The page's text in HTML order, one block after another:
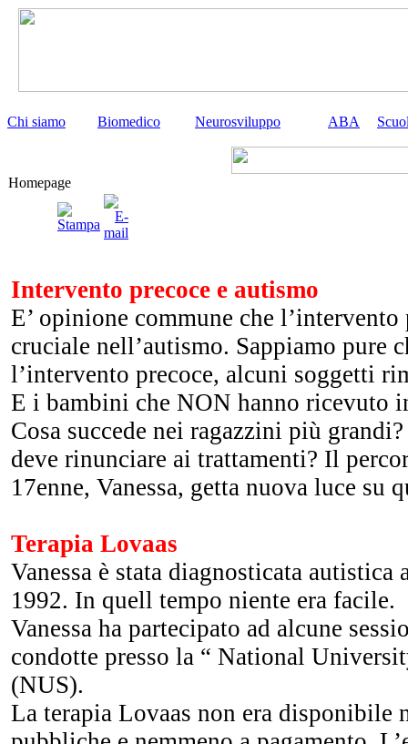
Chi siamo Biomedico Neurosviluppo ABA
Homepage
Intervento precoce e autismo
E’ opinione commune che l’intervento
cruciale nell’autismo. Sappiamo pure
l’intervento precoce, alcuni soggetti
E i bambini che NON hanno ricevuto
Cosa succede nei ragazzini più
deve rinunciare ai trattamenti? Il
17enne, Vanessa, getta nuova luce su
Terapia Lovaas
Vanessa è stata diagnosticata autistica
1992. In quell tempo niente era facile.
Vanessa ha partecipato ad alcune
condotte presso la “ National
(NUS).
La terapia Lovaas non era disponibile